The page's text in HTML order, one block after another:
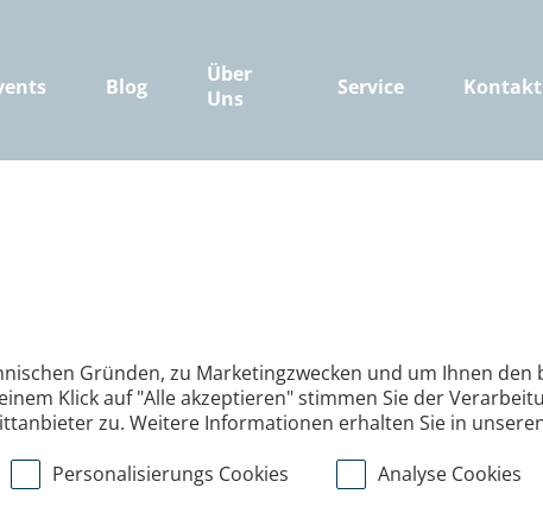
Blog
Über
Uns
Service Kontakt
Gründen, zu Marketingzwecken und um Ihnen den
Klick auf "Alle akzeptieren" stimmen Sie der
zu. Weitere Informationen erhalten Sie in
Personalisierungs Cookies Analyse Cookies